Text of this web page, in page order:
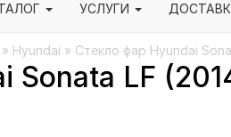
» Hyundai » Стекло фар Hyundai
Sonata LF
УСЛУГИ